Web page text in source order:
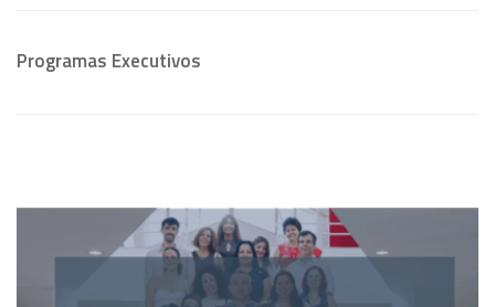
Programas Executivos